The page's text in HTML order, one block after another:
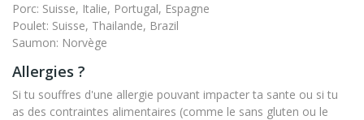
Porc: Suisse, Italie, Portugal, Espagne
Poulet: Suisse, Thailande, Brazil
Saumon: Norvège
Allergies ?
Si tu souffres d'une allergie pouvant impacter ta sante ou si tu
as des contraintes alimentaires (comme le sans gluten ou le